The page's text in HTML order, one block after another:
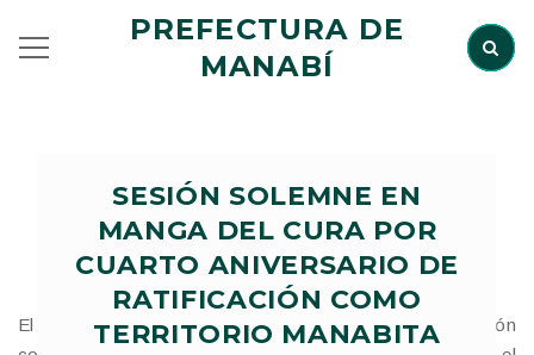
PREFECTURA DE
MANABÍ
SESIÓN SOLEMNE EN
MANGA DEL CURA POR
CUARTO ANIVERSARIO DE
RATIFICACIÓN COMO
TERRITORIO MANABITA
El Gobierno de Manabí realizará una sesión